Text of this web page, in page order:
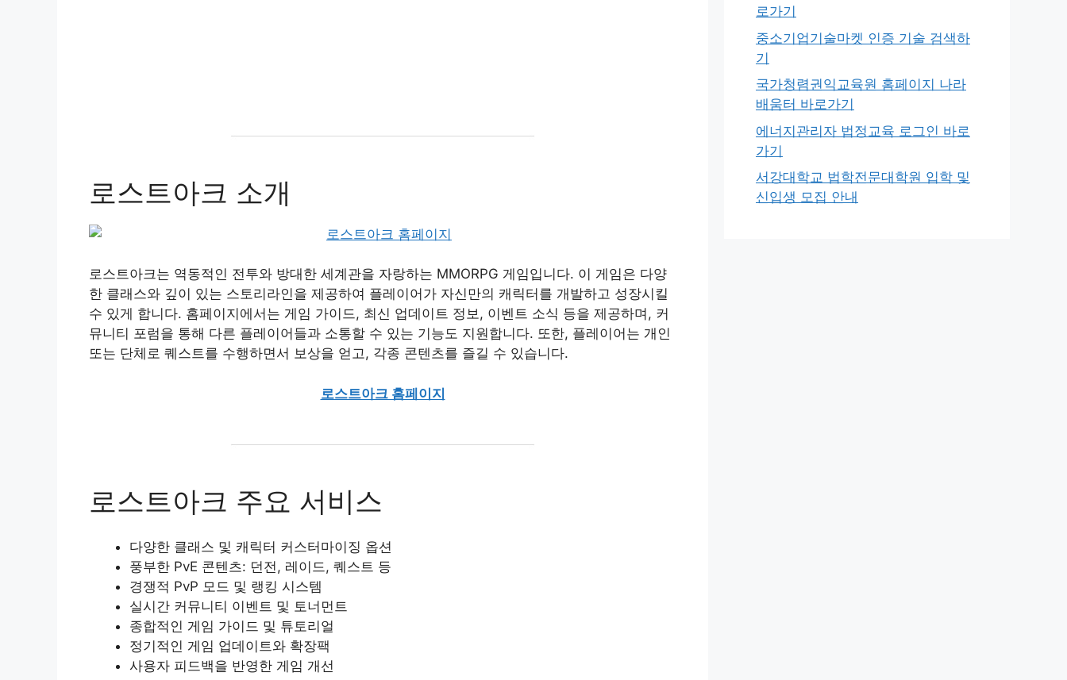
로스트아크 소개
로스트아크는 역동적인 전투와 방대한 세계관을 자랑하는 MMORPG 게임입니다. 이 게임은 다양
한 클래스와 깊이 있는 스토리라인을 제공하여 플레이어가 자신만의 캐릭터를 개발하고 성장시킬
수 있게 합니다. 홈페이지에서는 게임 가이드, 최신 업데이트 정보, 이벤트 소식 등을 제공하며, 커
뮤니티 포럼을 통해 다른 플레이어들과 소통할 수 있는 기능도 지원합니다. 또한, 플레이어는 개인
또는 단체로 퀘스트를 수행하면서 보상을 얻고, 각종 콘텐츠를 즐길 수 있습니다.
로스트아크 홈페이지
로스트아크 주요 서비스
다양한 클래스 및 캐릭터 커스터마이징 옵션
풍부한 PvE 콘텐츠: 던전, 레이드, 퀘스트 등
경쟁적 PvP 모드 및 랭킹 시스템
실시간 커뮤니티 이벤트 및 토너먼트
종합적인 게임 가이드 및 튜토리얼
정기적인 게임 업데이트와 확장팩
사용자 피드백을 반영한 게임 개선
로가기
중소기업기술마켓 인증 기술 검색하
기
국가청렴권익교육원 홈페이지 나라
배움터 바로가기
에너지관리자 법정교육 로그인 바로
가기
서강대학교 법학전문대학원 입학 및
신입생 모집 안내